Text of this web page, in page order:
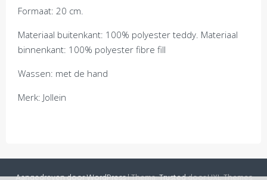
Formaat: 20 cm.
Materiaal buitenkant: 100% polyester teddy. Materiaal
binnenkant: 100% polyester fibre fill
Wassen: met de hand
Merk: Jollein